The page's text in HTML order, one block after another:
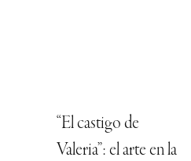
“El castigo de
Valeria”: el arte en la